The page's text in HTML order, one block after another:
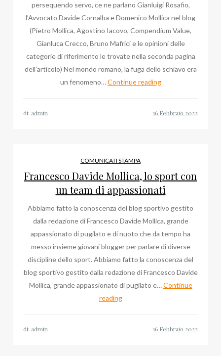
persequendo servo, ce ne parlano Gianluigi Rosafio,
l’Avvocato Davide Cornalba e Domenico Mollica nel blog
(Pietro Mollica, Agostino Iacovo, Compendium Value,
Gianluca Crecco, Bruno Mafrici e le opinioni delle
categorie di riferimento le trovate nella seconda pagina
dell’articolo) Nel mondo romano, la fuga dello schiavo era
un fenomeno…Continue readingMa
di: admin
COMUNICATI STAMPA
Francesco Davide Mollica, lo sport con
un team di appassionati
Abbiamo fatto la conoscenza del blog sportivo gestito
dalla redazione di Francesco Davide Mollica, grande
appassionato di pugilato e di nuoto che da tempo ha
messo insieme giovani blogger per parlare di diverse
discipline dello sport. Abbiamo fatto la conoscenza del
blog sportivo gestito dalla redazione di Francesco Davide
Mollica, grande appassionato di pugilato e…Continue
readingFrancesco
di: admin